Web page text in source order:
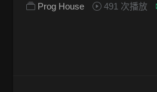
Prog House 491 次播放